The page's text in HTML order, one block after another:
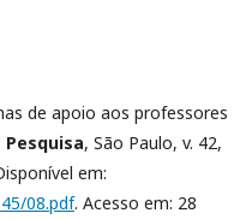
de apoio aos professores
Pesquisa, São Paulo, v. 42,
em:
08.pdf. Acesso em: 28